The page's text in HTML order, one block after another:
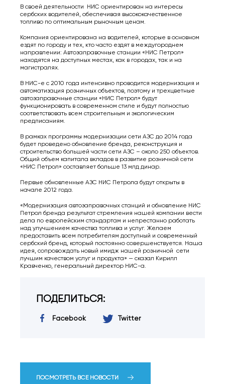
В своей деятельности НИС ориентирован на интересы
сербских водителей, обеспечивая высококачественное
топливо по оптимальным рыночным ценам.
Компания ориентирована на водителей, которые в основном
ездят по городу и тех, кто часто ездят в междугороднем
направлении: Автозаправочные станции «НИС Петрол»
находятся на доступных местах, как в городах, так и на
магистралях.
В НИС-е с 2010 года интенсивно проводится модернизация и
автоматизация розничных объектов, поэтому и трехцветные
автозаправочные станции «НИС Петрол» будут
функционировать в современном стиле и будут полностью
соответствовать всем строительным и экологическим
предписаниям.
В рамках программы модернизации сети АЗС до 2014 года
будет проведено обновление бренда, реконструкция и
строительство большей части сети АЗС – около 250 объектов.
Общий объем капитала вкладов в развитие розничной сети
«НИС Петрол» составляет больше 13 млд динар.
Первые обновленные АЗС НИС Петрола будут открыты в
начале 2012 года.
«Модернизация автозаправочных станций и обновление НИС
Петрол бренда результат стремления нашей компании вести
дела по европейским стандартам и непрестанно работать
над улучшением качества топлива и услуг. Желаем
предоставить всем потребителям доступный и современный
сербский бренд, который постоянно совершенствуется. Наша
идея, сопровождать новый имидж нашей розничной сети
лучшим качеством услуг и продукта» — сказал Кирилл
Кравченко, генеральный директор НИС-а.
ПОДЕЛИТЬСЯ:
Facebook Twitter
ПОСМОТРЕТЬ ВСЕ НОВОСТИ